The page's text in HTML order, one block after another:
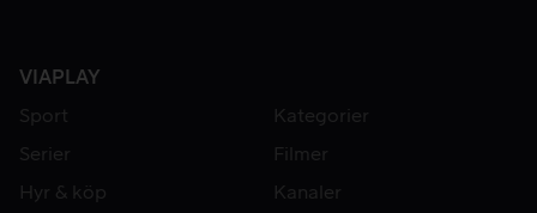
VIAPLAY
Sport
Kategorier
Serier
Filmer
Hyr & köp
Kanaler